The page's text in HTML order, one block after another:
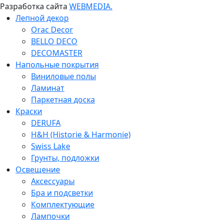
Разработка сайта WEBMEDIA.
Лепной декор
Orac Decor
BELLO DECO
DECOMASTER
Напольные покрытия
Виниловые полы
Ламинат
Паркетная доска
Краски
DERUFA
H&H (Historie & Harmonie)
Swiss Lake
Грунты, подложки
Освещение
Аксессуары
Бра и подсветки
Комплектующие
Лампочки